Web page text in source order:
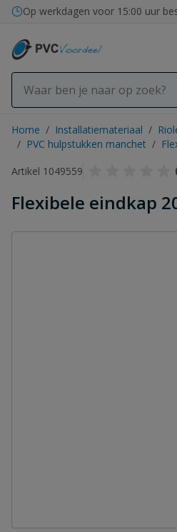
Ga naar de inhoud
Op werkdagen voor 15:00 uur
Home / Installatiemateriaal /
/ PVC hulpstukken manchet /
Artikel 1049559
Flexibele eindkap